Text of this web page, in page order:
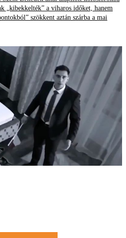
„kibekkelték” a viharos időket, hanem
szökkent aztán szárba a mai